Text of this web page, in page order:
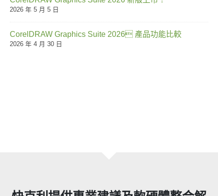
2026 年 5 月 5 日
CorelDRAW Graphics Suite 2026 產品功能比較
2026 年 4 月 30 日